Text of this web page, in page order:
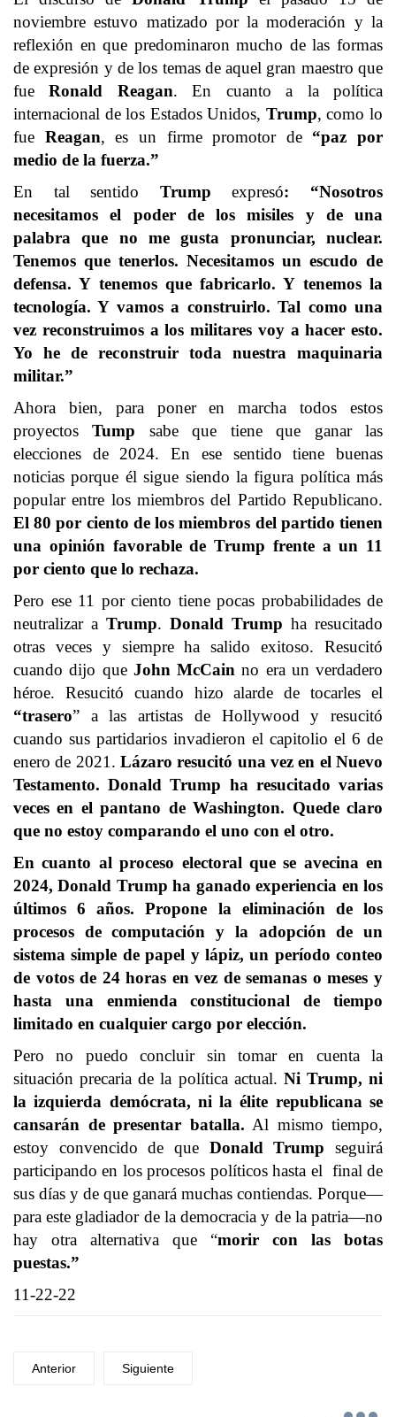
noviembre estuvo matizado por la moderación y la
reflexión en que predominaron mucho de las formas
de expresión y de los temas de aquel gran maestro que
fueRonald Reagan. En cuanto a la política
internacional de los Estados Unidos, Trump, como lo
fue Reagan, es un firme promotor de “paz por
medio de la fuerza.”
En tal sentido Trump expresó: “Nosotros
necesitamos el poder de los misiles y de una
palabra que no me gusta pronunciar, nuclear.
Tenemos que tenerlos. Necesitamos un escudo de
defensa. Y tenemos que fabricarlo. Y tenemos la
tecnología. Y vamos a construirlo. Tal como una
vez reconstruimos a los militares voy a hacer esto.
Yo he de reconstruir toda nuestra maquinaria
militar.”
Ahora bien, para poner en marcha todos estos
proyectosTump sabe que tiene que ganar las
elecciones de 2024. En ese sentido tiene buenas
noticias porque él sigue siendo la figura política más
popular entre los miembros del Partido Republicano.
El 80 por ciento de los miembros del partido tienen
una opinión favorable de Trump frente a un 11
por ciento que lo rechaza.
Pero ese 11 por ciento tiene pocas probabilidades de
neutralizar a Trump. Donald Trump ha resucitado
otras veces y siempre ha salido exitoso. Resucitó
cuando dijo que John McCain no era un verdadero
héroe. Resucitó cuando hizo alarde de tocarles el
“trasero” a las artistas de Hollywood y resucitó
cuando sus partidarios invadieron el capitolio el 6 de
enero de 2021. Lázaro resucitó una vez en el Nuevo
Testamento. Donald Trump ha resucitado varias
veces en el pantano de Washington. Quede claro
que no estoy comparando el uno con el otro.
En cuanto al proceso electoral que se avecina en
2024, Donald Trump ha ganado experiencia en los
últimos 6 años. Propone la eliminación de los
procesos de computación y la adopción de un
sistema simple de papel y lápiz, un período conteo
de votos de 24 horas en vez de semanas o meses y
hasta una enmienda constitucional de tiempo
limitado en cualquier cargo por elección.
Pero no puedo concluir sin tomar en cuenta la
situación precaria de la política actual. Ni Trump, ni
la izquierda demócrata, ni la élite republicana se
cansarán de presentar batalla. Al mismo tiempo,
estoy convencido de que Donald Trump seguirá
participando en los procesos políticos hasta el final de
sus días y de que ganará muchas contiendas. Porque—
para este gladiador de la democracia y de la patria—no
hay otra alternativa que “morir con las botas
puestas.”
11-22-22
Anterior Siguiente